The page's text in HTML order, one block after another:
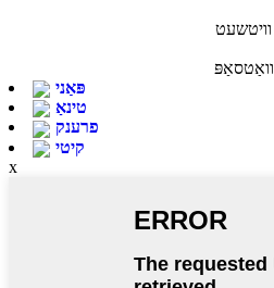
וויטשעט
וואַטסאַפּ
פּאַני
טינאַ
פרענק
קיטי
x